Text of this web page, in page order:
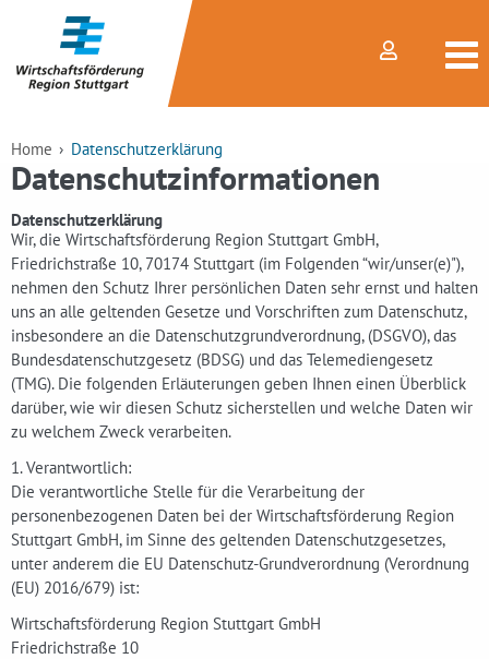
Home Datenschutzerklärung
Datenschutzinformationen
Datenschutzerklärung
Wir, die Wirtschaftsförderung Region Stuttgart GmbH,
Friedrichstraße 10, 70174 Stuttgart (im Folgenden “wir/unser(e)"),
nehmen den Schutz Ihrer persönlichen Daten sehr ernst und halten
uns an alle geltenden Gesetze und Vorschriften zum Datenschutz,
insbesondere an die Datenschutzgrundverordnung, (DSGVO), das
Bundesdatenschutzgesetz (BDSG) und das Telemediengesetz
(TMG). Die folgenden Erläuterungen geben Ihnen einen Überblick
darüber, wie wir diesen Schutz sicherstellen und welche Daten wir
zu welchem Zweck verarbeiten.
1. Verantwortlich:
Die verantwortliche Stelle für die Verarbeitung der
personenbezogenen Daten bei der Wirtschaftsförderung Region
Stuttgart GmbH, im Sinne des geltenden Datenschutzgesetzes,
unter anderem die EU Datenschutz-Grundverordnung (Verordnung
(EU) 2016/679) ist:
Wirtschaftsförderung Region Stuttgart GmbH
Friedrichstraße 10